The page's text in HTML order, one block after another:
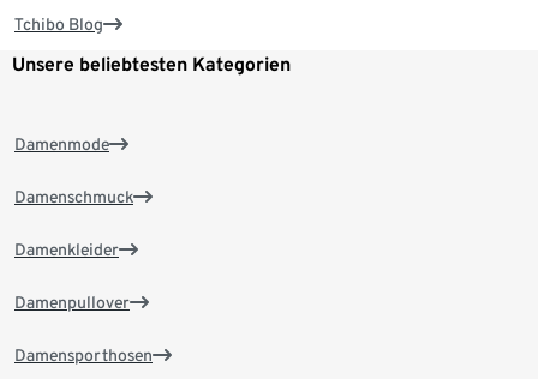
Tchibo Blog
Unsere beliebtesten Kategorien
Damenmode
Damenschmuck
Damenkleider
Damenpullover
Damensporthosen